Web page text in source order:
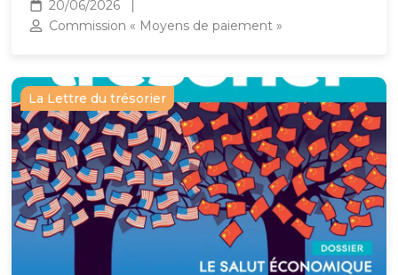
20/06/2026
Commission « Moyens de paiement »
La Lettre du trésorier